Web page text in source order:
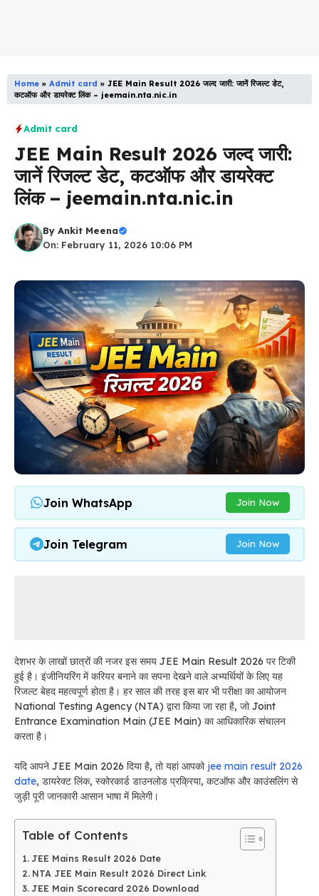
Home » Admit card » JEE Main Result 2026 जल्द जारी: जानें रिजल्ट डेट,
कटऑफ और डायरेक्ट लिंक – jeemain.nta.nic.in
Admit card
JEE Main Result 2026 जल्द जारी:
जानें रिजल्ट डेट, कटऑफ और डायरेक्ट
लिंक – jeemain.nta.nic.in
By Ankit Meena
On: February 11, 2026 10:06 PM
Join WhatsApp Join Now
Join Telegram Join Now
देशभर के लाखों छात्रों की नजर इस समय JEE Main Result 2026 पर टिकी
हुई है। इंजीनियरिंग में करियर बनाने का सपना देखने वाले अभ्यर्थियों के लिए यह
रिजल्ट बेहद महत्वपूर्ण होता है। हर साल की तरह इस बार भी परीक्षा का आयोजन
National Testing Agency (NTA) द्वारा किया जा रहा है, जो Joint
Entrance Examination Main (JEE Main) का आधिकारिक संचालन
करता है।
यदि आपने JEE Main 2026 दिया है, तो यहां आपको jee main result 2026
date, डायरेक्ट लिंक, स्कोरकार्ड डाउनलोड प्रक्रिया, कटऑफ और काउंसलिंग से
जुड़ी पूरी जानकारी आसान भाषा में मिलेगी।
Table of Contents
JEE Mains Result 2026 Date
NTA JEE Main Result 2026 Direct Link
JEE Main Scorecard 2026 Download